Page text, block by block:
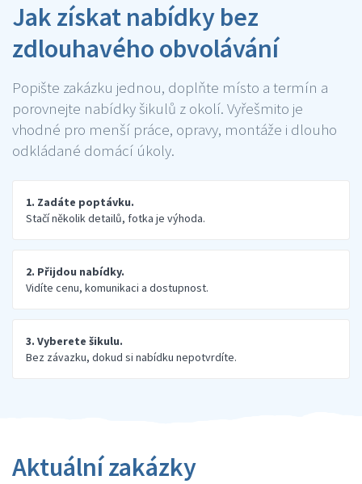
Jak získat nabídky bez
zdlouhavého obvolávání
Popište zakázku jednou, doplňte místo a termín a
porovnejte nabídky šikulů z okolí. Vyřešmito je
vhodné pro menší práce, opravy, montáže i dlouho
odkládané domácí úkoly.
1. Zadáte poptávku.
Stačí několik detailů, fotka je výhoda.
2. Přijdou nabídky.
Vidíte cenu, komunikaci a dostupnost.
3. Vyberete šikulu.
Bez závazku, dokud si nabídku nepotvrdíte.
Aktuální zakázky